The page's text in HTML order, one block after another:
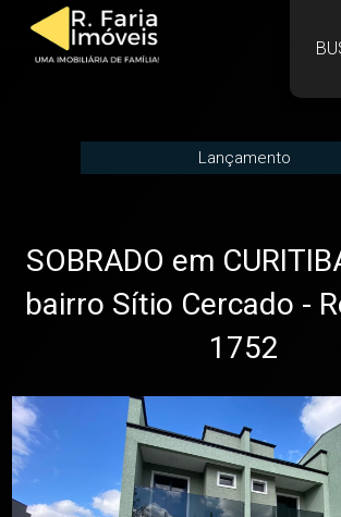
Lançamento
SOBRADO em
bairro Sítio Cercado -
1752